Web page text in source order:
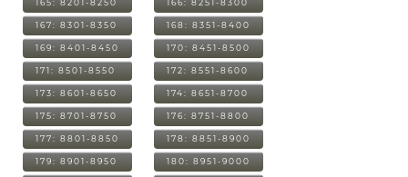
165: 8201-8250 166: 8251-8300
167: 8301-8350 168: 8351-8400
169: 8401-8450 170: 8451-8500
171: 8501-8550 172: 8551-8600
173: 8601-8650 174: 8651-8700
175: 8701-8750 176: 8751-8800
177: 8801-8850 178: 8851-8900
179: 8901-8950 180: 8951-9000